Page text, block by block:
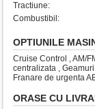
Tractiune:
Combustibil:
OPTIUNILE
Cruise Control , AM/
centralizata ,
Franare de urgenta
ORASE CU